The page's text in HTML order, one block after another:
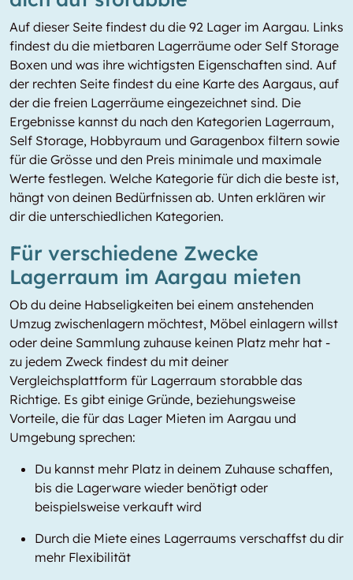
Auf dieser Seite findest du die 92 Lager im Aargau. Links
findest du die mietbaren Lagerräume oder Self Storage
Boxen und was ihre wichtigsten Eigenschaften sind. Auf
der rechten Seite findest du eine Karte des Aargaus, auf
der die freien Lagerräume eingezeichnet sind. Die
Ergebnisse kannst du nach den Kategorien Lagerraum,
Self Storage, Hobbyraum und Garagenbox filtern sowie
für die Grösse und den Preis minimale und maximale
Werte festlegen. Welche Kategorie für dich die beste ist,
hängt von deinen Bedürfnissen ab. Unten erklären wir
dir die unterschiedlichen Kategorien.
Für verschiedene Zwecke
Lagerraum im Aargau mieten
Ob du deine Habseligkeiten bei einem anstehenden
Umzug zwischenlagern möchtest, Möbel einlagern willst
oder deine Sammlung zuhause keinen Platz mehr hat -
zu jedem Zweck findest du mit deiner
Vergleichsplattform für Lagerraum storabble das
Richtige. Es gibt einige Gründe, beziehungsweise
Vorteile, die für das Lager Mieten im Aargau und
Umgebung sprechen:
Du kannst mehr Platz in deinem Zuhause schaffen,
bis die Lagerware wieder benötigt oder
beispielsweise verkauft wird
Durch die Miete eines Lagerraums verschaffst du dir
mehr Flexibilität